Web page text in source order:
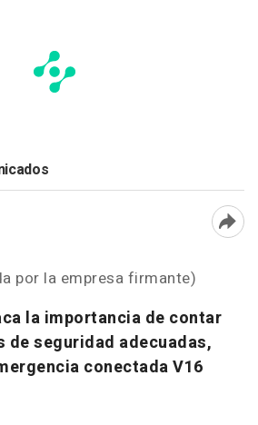
por la empresa firmante)
la importancia de contar
de seguridad adecuadas,
conectada V16